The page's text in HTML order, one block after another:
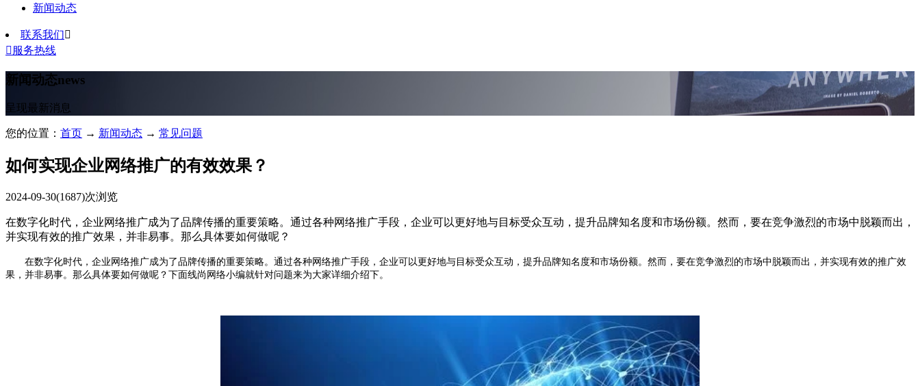
新闻动态
联系我们
 服务热线
新闻动态news
呈现最新消息
您的位置： 首页 → 新闻动态 → 常见问题
如何实现企业网络推广的有效效果？
2024-09-30(1687)次浏览
在数字化时代，企业网络推广成为了品牌传播的重要策略。通过各种网络推广手段，企业可以更好地与目标受众互动，提升品牌知名度和市场份额。然而，要在竞争激烈的市场中脱颖而出，
并实现有效的推广效果，并非易事。那么具体要如何做呢？
在数字化时代，企业网络推广成为了品牌传播的重要策略。通过各种网络推广手段，企业可以更好地与目标受众互动，提升品牌知名度和市场份额。然而，要在竞争激烈的市场中脱颖而出，并实现有效的推广效
果，并非易事。那么具体要如何做呢？下面线尚网络小编就针对问题来为大家详细介绍下。